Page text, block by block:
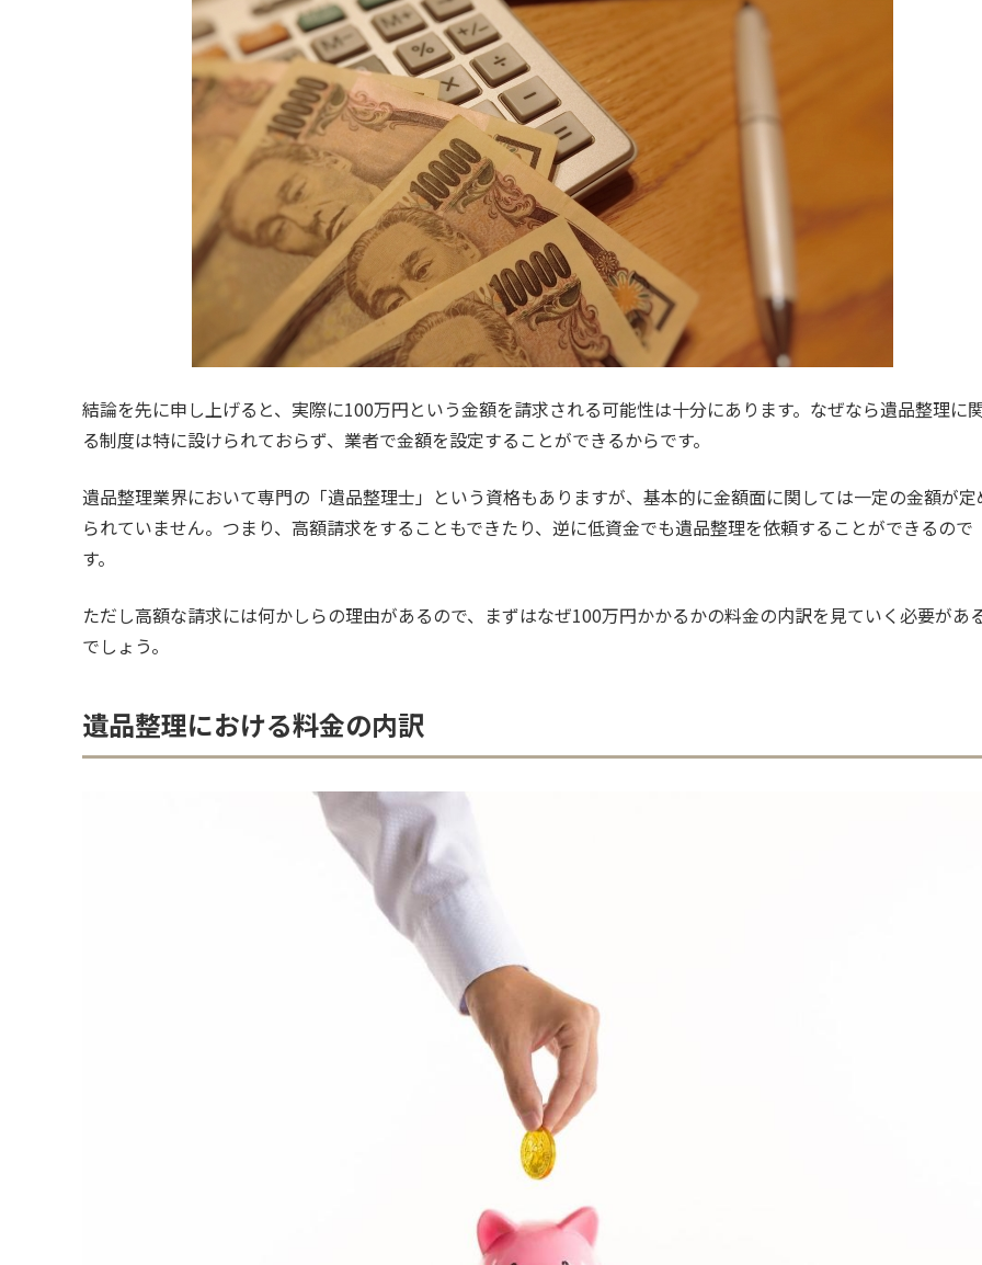
結論を先に申し上げると、実際に100万円という金額を請求される可能性は十分にあります。なぜなら遺品整理に
る制度は特に設けられておらず、業者で金額を設定することができるからです。
遺品整理業界において専門の「遺品整理士」という資格もありますが、基本的に金額面に関しては一定の金額が定
られていません。つまり、高額請求をすることもできたり、逆に低資金でも遺品整理を依頼することができるので
す。
ただし高額な請求には何かしらの理由があるので、まずはなぜ100万円かかるかの料金の内訳を見ていく必要があ
でしょう。
遺品整理における料金の内訳